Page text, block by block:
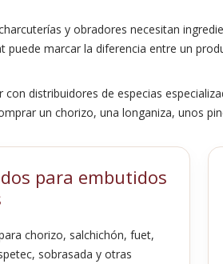
y obradores necesitan
puede marcar la diferencia entre un
con distribuidores de especias
un chorizo, una longaniza, unos
para embutidos
chorizo, salchichón, fuet,
sobrasada y otras